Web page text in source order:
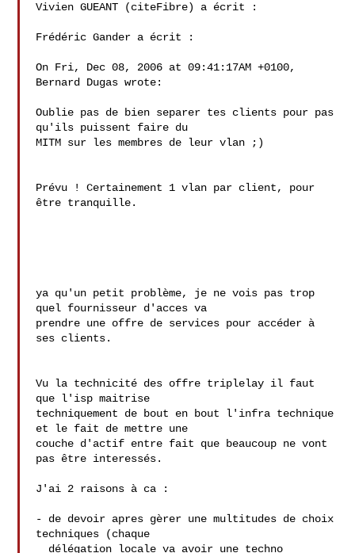
Vivien GUEANT (citeFibre) a écrit :
Frédéric Gander a écrit :
On Fri, Dec 08, 2006 at 09:41:17AM +0100,
Bernard Dugas wrote:
Oublie pas de bien separer tes clients pour pas
qu'ils puissent faire du
MITM sur les membres de leur vlan ;)
Prévu ! Certainement 1 vlan par client, pour
être tranquille.
ya qu'un petit problème, je ne vois pas trop
quel fournisseur d'acces va
prendre une offre de services pour accéder à
ses clients.
Vu la technicité des offre triplelay il faut
que l'isp maitrise
techniquement de bout en bout l'infra technique
et le fait de mettre une
couche d'actif entre fait que beaucoup ne vont
pas être interessés.
J'ai 2 raisons à ca :
- de devoir apres gèrer une multitudes de choix
techniques (chaque